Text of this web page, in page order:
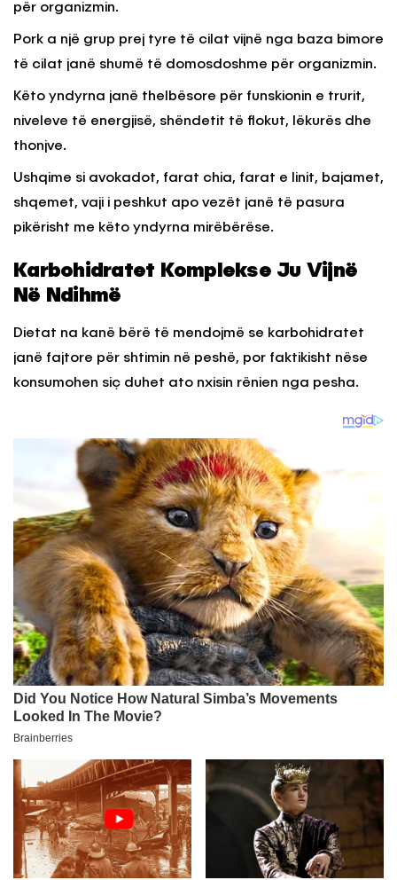
për organizmin.
Pork a një grup prej tyre të cilat vijnë nga baza bimore
të cilat janë shumë të domosdoshme për organizmin.
Këto yndyrna janë thelbësore për funskionin e trurit,
niveleve të energjisë, shëndetit të flokut, lëkurës dhe
thonjve.
Ushqime si avokadot, farat chia, farat e linit, bajamet,
shqemet, vaji i peshkut apo vezët janë të pasura
pikërisht me këto yndyrna mirëbërëse.
Karbohidratet Komplekse Ju Vijnë
Në Ndihmë
Dietat na kanë bërë të mendojmë se karbohidratet
janë fajtore për shtimin në peshë, por faktikisht nëse
konsumohen siç duhet ato nxisin rënien nga pesha.